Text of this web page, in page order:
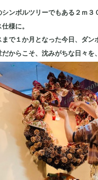
シンボルツリーでもある２ｍ
様に。
まで１か月となった今日、ダン
だからこそ、沈みがちな日々を